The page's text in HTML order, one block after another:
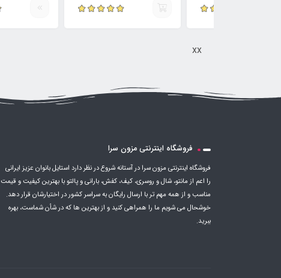
xx
فروشگاه اینترنتی مزون سرا
فروشگاه اینترنتی مزون سرا در آستانه شروع در نظر دارد استایل بانوان عزیز ایرانی
را اعم از مانتو، شال و روسری، کیف، کفش، بارانی و پالتو با بهترین کیفیت و قیمت
مناسب و از همه مهم تر با ارسال رایگان به سراسر کشور در اختیارشان قرار دهد.
خوشحال می شویم ما را همراهی کنید و از بهترین ها که در شأن شماست، بهره
ببرید.